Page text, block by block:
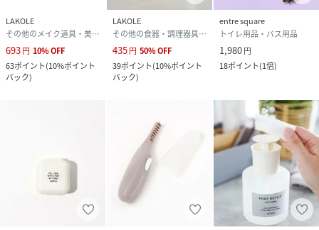
LAKOLE
その他のメイク道具・美容器具
693円 10%OFF
63ポイント(10%ポイント
バック)
LAKOLE
その他の食器・調理器具・キッチン用品
435円 50%OFF
39ポイント(10%ポイント
バック)
entre square
トイレ用品・バス用品
1,980円
18ポイント(1倍)